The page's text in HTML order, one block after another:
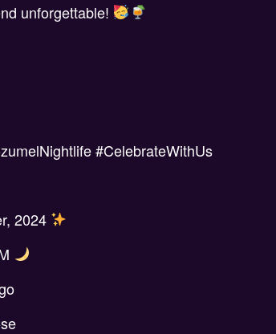
unforgettable!
#CelebrateWithUs
2024